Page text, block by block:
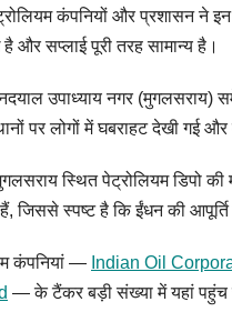
कंपनियों और प्रशासन ने
है और सप्लाई पूरी तरह सामान्य है।
उपाध्याय नगर
पर लोगों में घबराहट देखी गई
स्थित पेट्रोलियम डिपो की
जिससे स्पष्ट है कि ईंधन की आपूर्ति
कंपनियां — Indian Oil
— के टैंकर बड़ी संख्या में यहां पहुंच